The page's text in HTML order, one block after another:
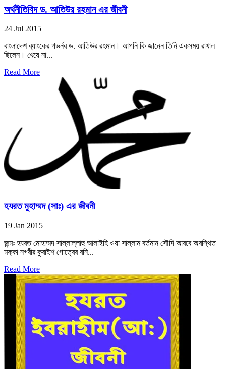
অর্থনীতিবিদ ড. আতিউর রহমান এর জীবনী
24 Jul 2015
বাংলাদেশ ব্যাংকের গভর্নর ড. আতিউর রহমান। আপনি কি জানেন তিনি একসময় রাখাল
ছিলেন। খেয়ে না...
Read More
হযরত মুহাম্মদ (সাঃ) এর জীবনী
19 Jan 2015
জন্মঃ হযরত মোহাম্মদ সাল্লাল্লাহু আলাইহি ওয়া সাল্লাম বর্তমান সৌদি আরবে অবস্থিত
মক্কা নগরীর কুরাইশ গোত্রের বনি...
Read More